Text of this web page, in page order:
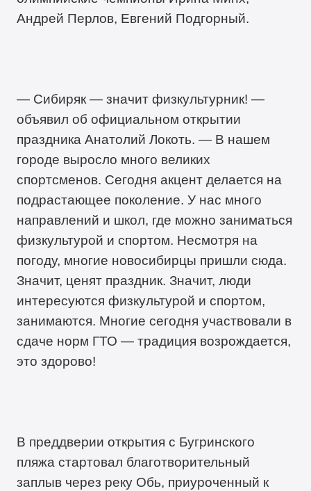
Андрей Перлов, Евгений Подгорный.
— Сибиряк — значит физкультурник! —
объявил об официальном открытии
праздника Анатолий Локоть. — В нашем
городе выросло много великих
спортсменов. Сегодня акцент делается на
подрастающее поколение. У нас много
направлений и школ, где можно заниматься
физкультурой и спортом. Несмотря на
погоду, многие новосибирцы пришли сюда.
Значит, ценят праздник. Значит, люди
интересуются физкультурой и спортом,
занимаются. Многие сегодня участвовали в
сдаче норм ГТО — традиция возрождается,
это здорово!
В преддверии открытия с Бугринского
пляжа стартовал благотворительный
заплыв через реку Обь, приуроченный к